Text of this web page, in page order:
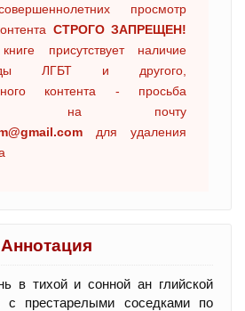
просмотр
СТРОГО ЗАПРЕЩЕН!
присутствует наличие
ЛГБТ и другого,
контента - просьба
на почту
для удаления
Аннотация
в тихой и сонной ан глийской
с престарелыми соседками по